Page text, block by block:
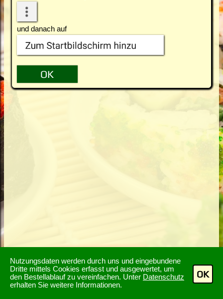
Nutzungsdaten werden durch uns und eingebundene
Dritte mittels Cookies erfasst und ausgewertet, um
den Bestellablauf zu vereinfachen. Unter Datenschutz
erhalten Sie weitere Informationen.
OK
und danach auf